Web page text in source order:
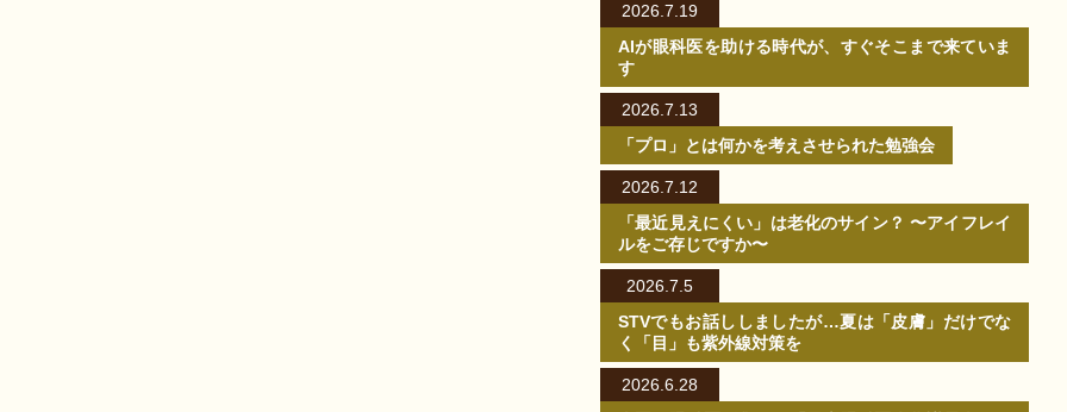
2026.7.19
AIが眼科医を助ける時代が、すぐそこまで来ていま
す
2026.7.13
「プロ」とは何かを考えさせられた勉強会
2026.7.12
「最近見えにくい」は老化のサイン？ 〜アイフレイ
ルをご存じですか〜
2026.7.5
STVでもお話ししましたが…夏は「皮膚」だけでな
く「目」も紫外線対策を
2026.6.28